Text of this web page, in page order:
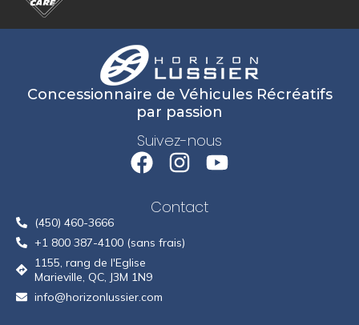
Contact
(450) 460-3666
+1 800 387-4100 (sans frais)
1155, rang de l'Eglise
Marieville, QC, J3M 1N9
info@horizonlussier.com
Concessionnaire de Véhicules Récréatifs
par passion
Suivez-nous